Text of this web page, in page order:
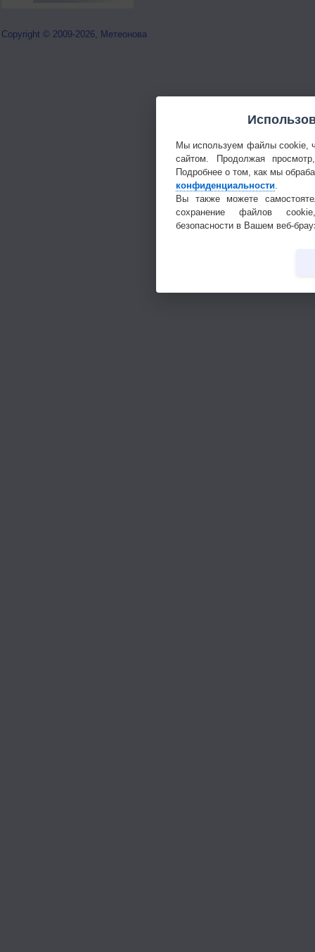
Copyright © 2009-2026, Метеонова
Мы используем файлы cookie,
сайтом. Продолжая
Подробнее о том, как мы
конфиденциальности
Вы также можете
сохранение файлов
безопасности в Вашем веб-